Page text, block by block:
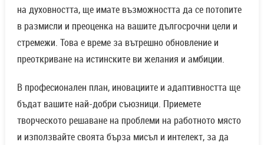
на духовността, ще имате възможността да се потопите
в размисли и преоценка на вашите дългосрочни цели и
стремежи. Това е време за вътрешно обновление и
преоткриване на истинските ви желания и амбиции.
В професионален план, иновациите и адаптивността ще
бъдат вашите най-добри съюзници. Приемете
творческото решаване на проблеми на работното място
и използвайте своята бърза мисъл и интелект, за да